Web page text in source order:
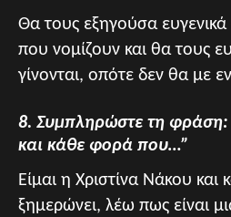
Θα τους εξηγούσα ευγενικά
που νομίζουν και θα τους
γίνονται, οπότε δεν θα με
8. Συμπληρώστε τη φράση:
και κάθε φορά που…”
Είμαι η Χριστίνα Νάκου
ξημερώνει, λέω πως είναι